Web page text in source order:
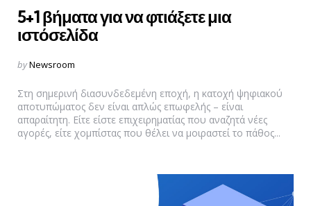
5+1 βήματα για να φτιάξετε μια
ιστόσελίδα
Posted
byNewsroom
Στη σημερινή διασυνδεδεμένη εποχή, η κατοχή ψηφιακού
αποτυπώματος δεν είναι απλώς επωφελής – είναι
απαραίτητη. Είτε είστε επιχειρηματίας που αναζητά νέες
αγορές, είτε χομπίστας που θέλει να μοιραστεί το πάθος...